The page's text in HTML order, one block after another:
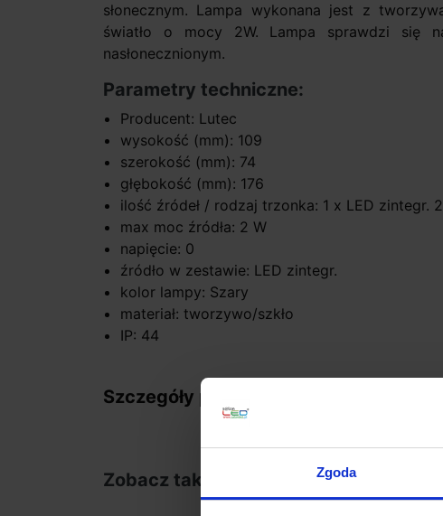
Zgoda
słonecznym. Lampa wykonana jest z
światło o mocy 2W. Lampa sprawdzi się
nasłonecznionym.
Parametry techniczne:
Producent: Lutec
wysokość (mm): 109
szerokość (mm): 74
głębokość (mm): 176
ilość źródeł / rodzaj trzonka: 1 x LED zintegr.
max moc źródła: 2 W
napięcie: 0
źródło w zestawie: LED zintegr.
kolor lampy: Szary
materiał: tworzywo/szkło
IP: 44
Szczegóły produktu
Zobacz także